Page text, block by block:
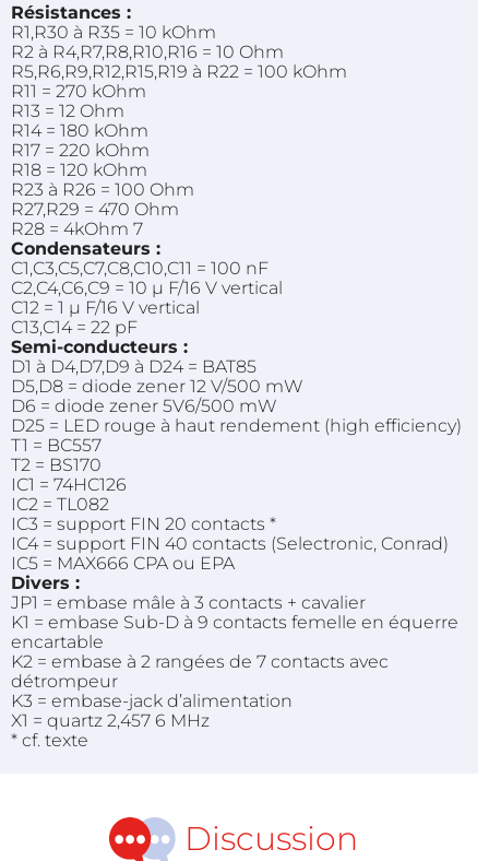
Résistances :
R1,R30 à R35 = 10 kOhm
R2 à R4,R7,R8,R10,R16 = 10 Ohm
R5,R6,R9,R12,R15,R19 à R22 = 100 kOhm
R11 = 270 kOhm
R13 = 12 Ohm
R14 = 180 kOhm
R17 = 220 kOhm
R18 = 120 kOhm
R23 à R26 = 100 Ohm
R27,R29 = 470 Ohm
R28 = 4kOhm 7
Condensateurs :
C1,C3,C5,C7,C8,C10,C11 = 100 nF
C2,C4,C6,C9 = 10 µ F/16 V vertical
C12 = 1 µ F/16 V vertical
C13,C14 = 22 pF
Semi-conducteurs :
D1 à D4,D7,D9 à D24 = BAT85
D5,D8 = diode zener 12 V/500 mW
D6 = diode zener 5V6/500 mW
D25 = LED rouge à haut rendement (high efficiency)
T1 = BC557
T2 = BS170
IC1 = 74HC126
IC2 = TL082
IC3 = support FIN 20 contacts *
IC4 = support FIN 40 contacts (Selectronic, Conrad)
IC5 = MAX666 CPA ou EPA
Divers :
JP1 = embase mâle à 3 contacts + cavalier
K1 = embase Sub-D à 9 contacts femelle en équerre
encartable
K2 = embase à 2 rangées de 7 contacts avec
détrompeur
K3 = embase-jack d’alimentation
X1 = quartz 2,457 6 MHz
* cf. texte
Discussion